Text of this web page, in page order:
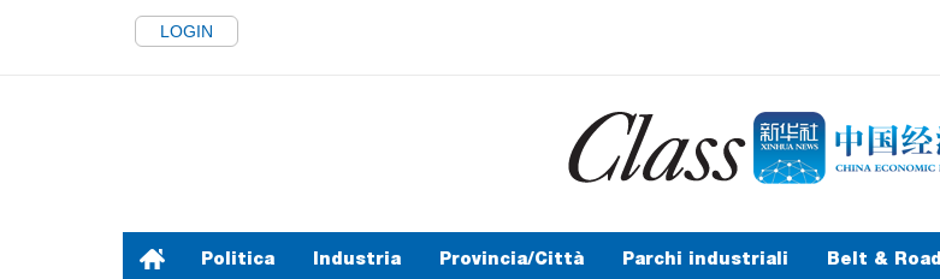
LOGIN
Politica Industria Provincia/Città Parchi industriali Belt & Road